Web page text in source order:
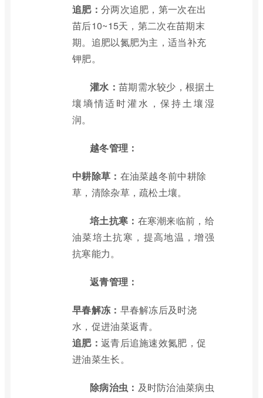
追肥： 分两次追肥，第一次在出
苗后10~15天，第二次在苗期末
期。追肥以氮肥为主，适当补充
钾肥。
灌水： 苗期需水较少，根据土
壤墒情适时灌水，保持土壤湿
润。
越冬管理：
中耕除草： 在油菜越冬前中耕除
草，清除杂草，疏松土壤。
培土抗寒： 在寒潮来临前，给
油菜培土抗寒，提高地温，增强
抗寒能力。
返青管理：
早春解冻： 早春解冻后及时浇
水，促进油菜返青。
追肥： 返青后追施速效氮肥，促
进油菜生长。
除病治虫： 及时防治油菜病虫